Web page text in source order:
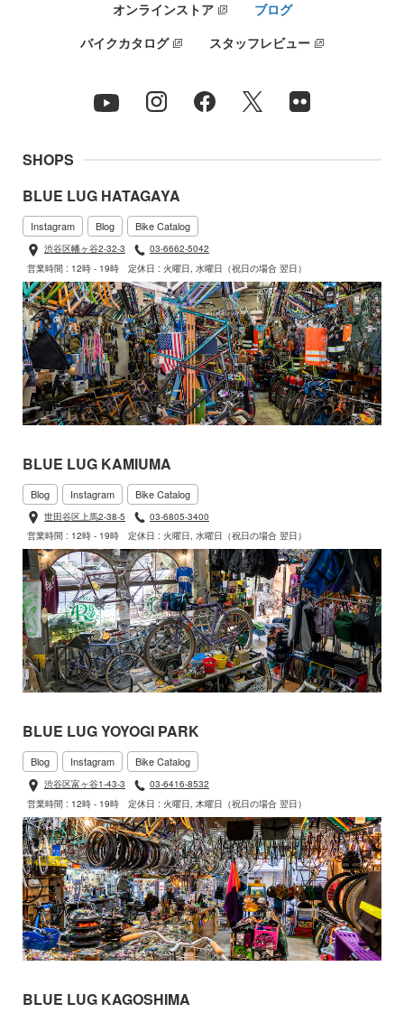
オンラインストア
ブログ
バイクカタログ
スタッフレビュー
SHOPS
BLUE LUG HATAGAYA
Instagram Blog Bike Catalog
渋谷区幡ヶ谷2-32-3
03-6662-5042
営業時間 : 12時 - 19時
定休日 : 火曜日, 水曜日（祝日の場合 翌日）
BLUE LUG KAMIUMA
Blog Instagram Bike Catalog
世田谷区上馬2-38-5
03-6805-3400
営業時間 : 12時 - 19時
定休日 : 火曜日, 水曜日（祝日の場合 翌日）
BLUE LUG YOYOGI PARK
Blog Instagram Bike Catalog
渋谷区富ヶ谷1-43-3
03-6416-8532
営業時間 : 12時 - 19時
定休日 : 火曜日, 木曜日（祝日の場合 翌日）
BLUE LUG KAGOSHIMA